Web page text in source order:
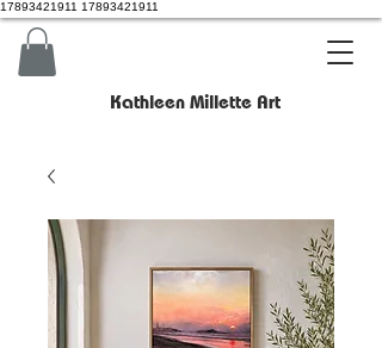
17893421911 17893421911
Kathleen Millette Art